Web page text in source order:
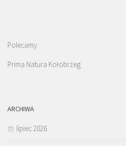
Polecamy:
Prima Natura Kołobrzeg
ARCHIWA
lipiec 2026